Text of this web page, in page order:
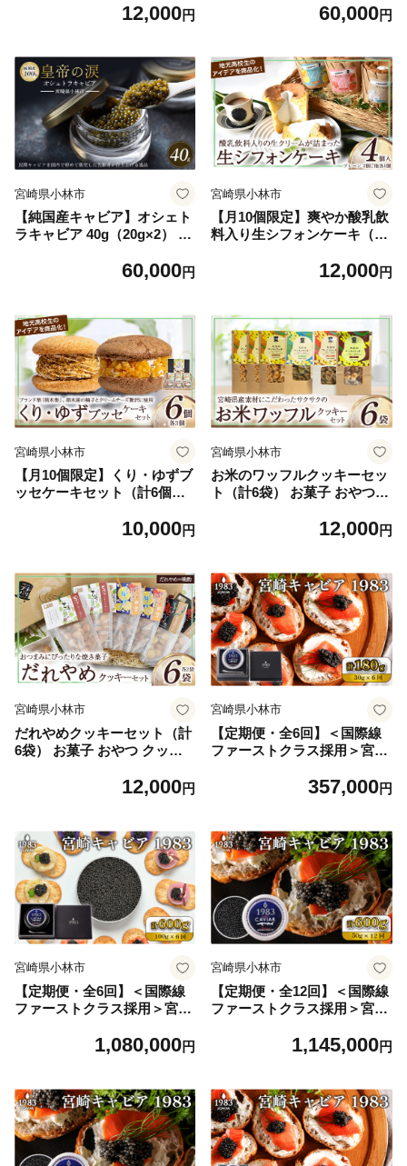
12,000円
ョウザメ キャビア 国産キャ
60,000円
宮崎県小林市
【純国産キャビア】オシェト
ラキャビア 40g（20g×2） 皇
ビア 国産キャビア 魚卵 宮崎
60,000円
宮崎県小林市
【月10個限定】爽やか酸乳飲
料入り生シフォンケーキ（4
ーキ お菓子 日向夏 いちごケ
12,000円
宮崎県小林市
【月10個限定】くり・ゆずブ
ッセケーキセット（計6個）
ーキ ゆず ゆずケーキ 甘露煮
10,000円
宮崎県小林市
お米のワッフルクッキーセッ
ト（計6袋） お菓子 おやつ
ワッフル 米粉菓子 E003
12,000円
宮崎県小林市
だれやめクッキーセット（計
6袋） お菓子 おやつ クッキ
め おつまみ お酒のお供 E002
12,000円
宮崎県小林市
【定期便・全6回】＜国際線
ファーストクラス採用＞宮崎
キャビア 魚卵 宮崎県 宮崎 小
357,000円
宮崎県小林市
【定期便・全6回】＜国際線
ファーストクラス採用＞宮崎
産 キャビア 魚卵 宮崎県 宮崎
1,080,000円
宮崎県小林市
【定期便・全12回】＜国際線
ファーストクラス採用＞宮崎
産 キャビア 魚卵 宮崎県 宮崎
1,145,000円